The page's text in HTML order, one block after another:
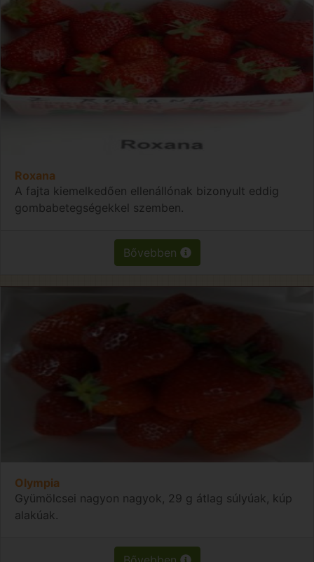
Roxana
A fajta kiemelkedően ellenállónak bizonyult eddig
gombabetegségekkel szemben.
Bővebben
Olympia
Gyümölcsei nagyon nagyok, 29 g átlag súlyúak, kúp
alakúak.